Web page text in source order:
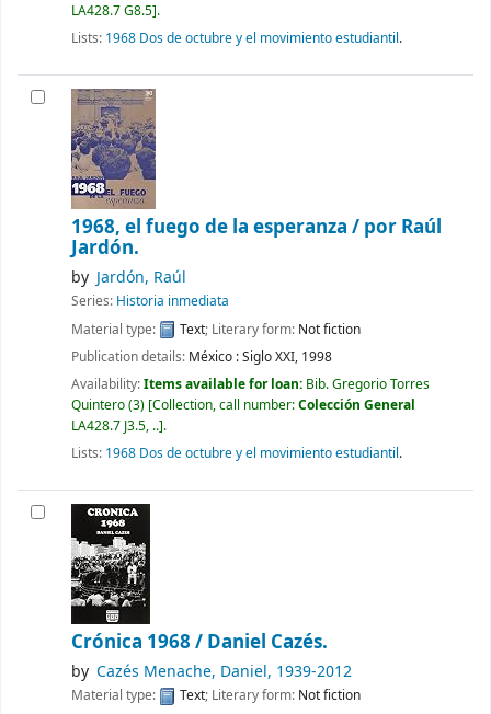
LA428.7 G8.5 .
Lists: 1968 Dos de octubre y el movimiento estudiantil.
1968, el fuego de la esperanza / por Raúl
Jardón.
by Jardón, Raúl
Series: Historia inmediata
Material type:
Text; Literary form: Not fiction
Publication details: México :Siglo XXI, 1998
Availability:Items available for loan: Bib. Gregorio Torres
Quintero(3) Collection, call number:Colección General
LA428.7 J3.5, .. .
Lists: 1968 Dos de octubre y el movimiento estudiantil.
Crónica 1968 / Daniel Cazés.
by Cazés Menache, Daniel, 1939-2012
Material type: Text; Literary form: Not fiction